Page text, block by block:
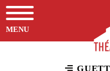
MENU